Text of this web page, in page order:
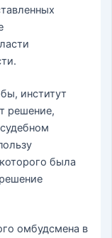
институт
решение,
была
омбудсмена в